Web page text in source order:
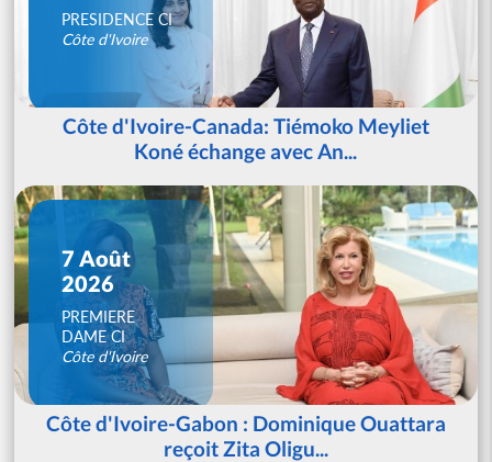
PRESIDENCE CI
Côte d'Ivoire
Côte d'Ivoire-Canada: Tiémoko Meyliet
Koné échange avec An...
7 Août
2026
PREMIERE
DAME CI
Côte d'Ivoire
Côte d'Ivoire-Gabon : Dominique Ouattara
reçoit Zita Oligu...